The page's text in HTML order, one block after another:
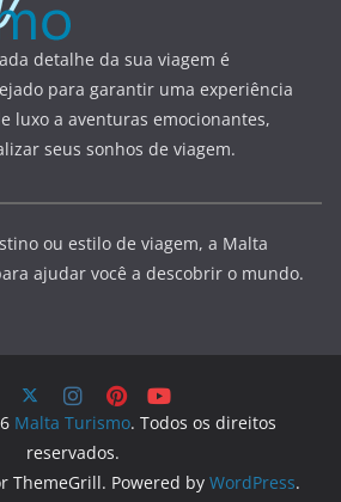
detalhe da sua viagem é
para garantir uma experiência
luxo a aventuras emocionantes,
seus sonhos de viagem.
ou estilo de viagem, a Malta
ajudar você a descobrir o mundo.
Malta Turismo. Todos os direitos
reservados.
ThemeGrill. Powered by WordPress.